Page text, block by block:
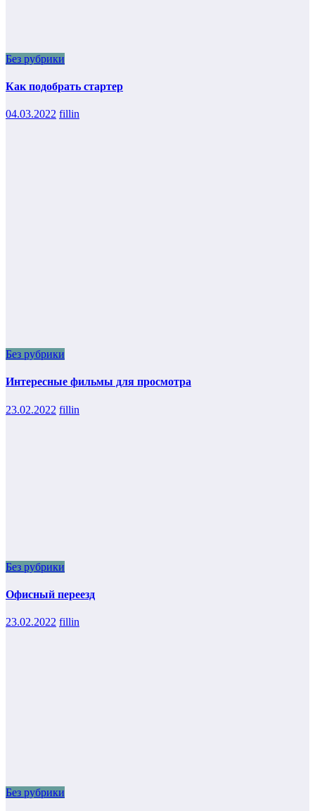
Без рубрики
Как подобрать стартер
04.03.2022 fillin
Без рубрики
Интересные фильмы для просмотра
23.02.2022 fillin
Без рубрики
Офисный переезд
23.02.2022 fillin
Без рубрики